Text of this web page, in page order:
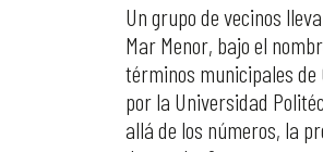
Un grupo de vecinos
Mar Menor, bajo el
términos municipales de
por la Universidad
allá de los números, la